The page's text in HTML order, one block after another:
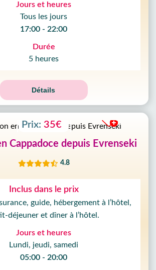
Jours et heures
Tous les jours
17:00 - 22:00
Durée
5 heures
Détails
Prix: 35€
Cappadoce depuis Evrenseki
4.8
Inclus dans le prix
guide, hébergement à l’hôtel,
déjeuner et dîner à l’hôtel.
Jours et heures
Lundi, jeudi, samedi
05:00 - 20:00